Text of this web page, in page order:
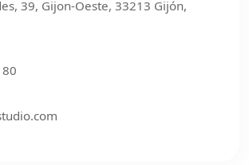
39, Gijon-Oeste, 33213 Gijón,